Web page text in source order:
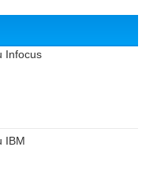
Infocus
IBM